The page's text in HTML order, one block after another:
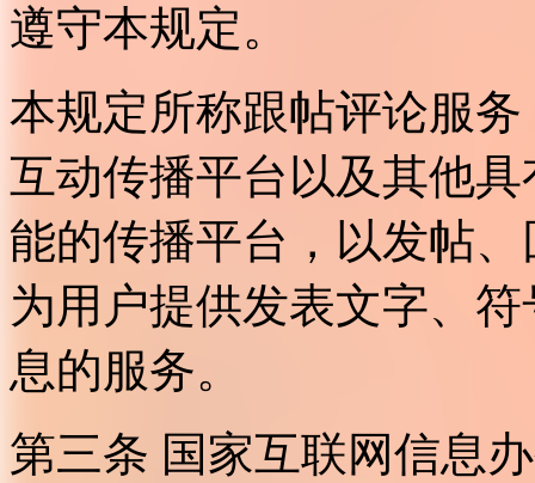
遵守本规定。
本规定所称跟帖评论服
互动传播平台以及其他
能的传播平台，以发帖
为用户提供发表文字、
息的服务。
第三条 国家互联网信息